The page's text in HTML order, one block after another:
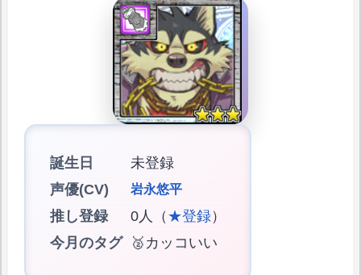
誕生日
未登録
声優(CV)
岩永悠平
推し登録 0人（ ★登録）
今月のタグ
🥈カッコいい